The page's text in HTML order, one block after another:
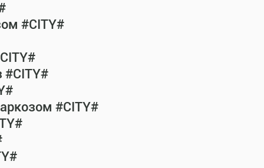
#CITY#
#CITY#
#CITY#